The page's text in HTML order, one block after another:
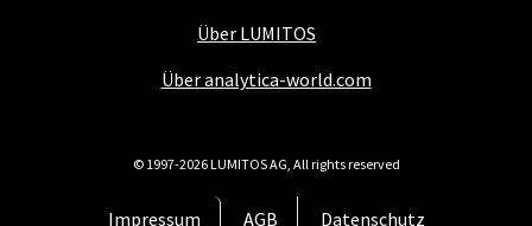
Über LUMITOS
Über analytica-world.com
Impressum AGB Datenschutz
© 1997-2026 LUMITOS AG, All rights reserved